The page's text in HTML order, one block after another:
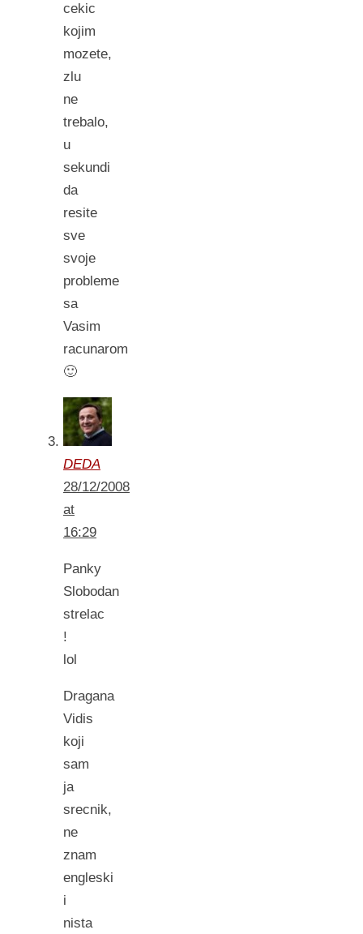
cekic
kojim
mozete,
zlu
ne
trebalo,
u
sekundi
da
resite
sve
svoje
probleme
sa
Vasim
racunarom
🙂
DEDA
28/12/2008
at
16:29
Panky
Slobodan
strelac
!
lol
Dragana
Vidis
koji
sam
ja
srecnik,
ne
znam
engleski
i
nista